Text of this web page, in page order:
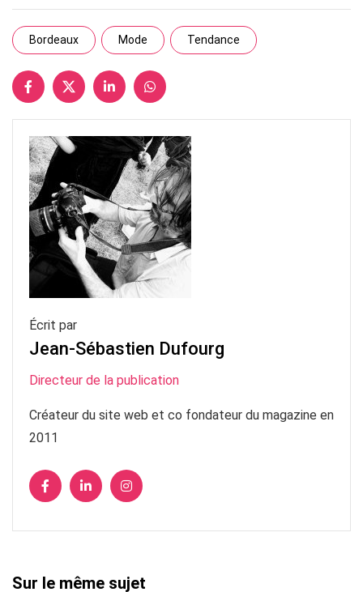
Bordeaux Mode Tendance
Écrit par
Jean-Sébastien Dufourg
Directeur de la publication
Créateur du site web et co fondateur du magazine en
2011
Sur le même sujet